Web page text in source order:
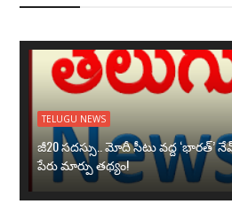
TELUGU NEWS
జీ20 సదస్సు.. మోదీ సీటు వద్ద ‘భారత్’
పేరు మార్పు తథ్యం!